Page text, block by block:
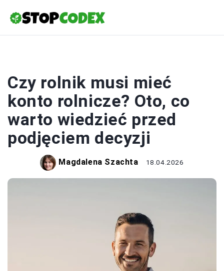
Czy rolnik musi mieć
konto rolnicze? Oto, co
warto wiedzieć przed
podjęciem decyzji
Magdalena Szachta 18.04.2026